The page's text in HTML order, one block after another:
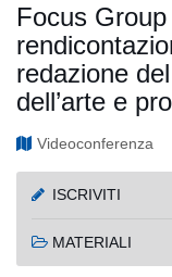
Focus Group | L’attività
redazione
dell’arte e
Videoconferenza
ISCRIVITI
MATERIALI